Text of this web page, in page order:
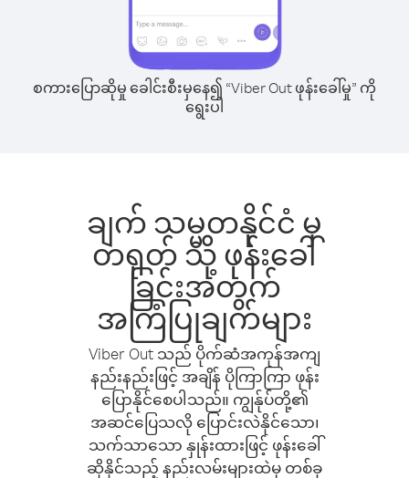
စကားပြောဆိုမှု ခေါင်းစီးမှနေ၍ “Viber Out ဖုန်းခေါ်မှု” ကို
ရွေးပါ
ချက် သမ္မတနိုင်ငံ မှ
တရုတ် သို့ ဖုန်းခေါ်
ခြင်းအတွက်
အကြံပြုချက်များ
Viber Out သည် ပိုက်ဆံအကုန်အကျ
နည်းနည်းဖြင့် အချိန် ပိုကြာကြာ ဖုန်း
ပြောနိုင်စေပါသည်။ ကျွန်ုပ်တို့၏
အဆင်ပြေသလို ပြောင်းလဲနိုင်သော၊
သက်သာသော နှုန်းထားဖြင့် ဖုန်းခေါ်
ဆိုနိုင်သည့် နည်းလမ်းများထဲမှ တစ်ခု